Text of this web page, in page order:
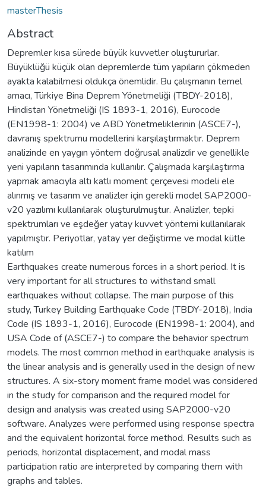
masterThesis
Abstract
Depremler kısa sürede büyük kuvvetler oluştururlar.
Büyüklüğü küçük olan depremlerde tüm yapıların çökmeden
ayakta kalabilmesi oldukça önemlidir. Bu çalışmanın temel
amacı, Türkiye Bina Deprem Yönetmeliği (TBDY-2018),
Hindistan Yönetmeliği (IS 1893-1, 2016), Eurocode
(EN1998-1: 2004) ve ABD Yönetmeliklerinin (ASCE7-),
davranış spektrumu modellerini karşılaştırmaktır. Deprem
analizinde en yaygın yöntem doğrusal analizdir ve genellikle
yeni yapıların tasarımında kullanılır. Çalışmada karşılaştırma
yapmak amacıyla altı katlı moment çerçevesi modeli ele
alınmış ve tasarım ve analizler için gerekli model SAP2000-
v20 yazılımı kullanılarak oluşturulmuştur. Analizler, tepki
spektrumları ve eşdeğer yatay kuvvet yöntemi kullanılarak
yapılmıştır. Periyotlar, yatay yer değiştirme ve modal kütle
katılım
Earthquakes create numerous forces in a short period. It is
very important for all structures to withstand small
earthquakes without collapse. The main purpose of this
study, Turkey Building Earthquake Code (TBDY-2018), India
Code (IS 1893-1, 2016), Eurocode (EN1998-1: 2004), and
USA Code of (ASCE7-) to compare the behavior spectrum
models. The most common method in earthquake analysis is
the linear analysis and is generally used in the design of new
structures. A six-story moment frame model was considered
in the study for comparison and the required model for
design and analysis was created using SAP2000-v20
software. Analyzes were performed using response spectra
and the equivalent horizontal force method. Results such as
periods, horizontal displacement, and modal mass
participation ratio are interpreted by comparing them with
graphs and tables.